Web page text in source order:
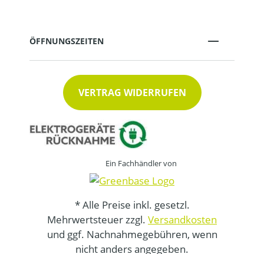
ÖFFNUNGSZEITEN
VERTRAG WIDERRUFEN
Ein Fachhändler von
* Alle Preise inkl. gesetzl.
Mehrwertsteuer zzgl. Versandkosten
und ggf. Nachnahmegebühren, wenn
nicht anders angegeben.